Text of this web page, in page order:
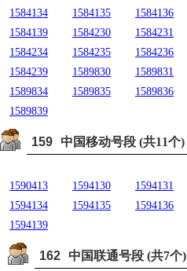
1584134
1584135 1584136
1584139
1584230 1584231
1584234
1584235 1584236
1584239
1589830 1589831
1589834
1589835 1589836
1589839
159 中国移动号段 (共11个)
1590413 1594130 1594131
1594134
1594135 1594136
1594139
162 中国联通号段 (共7个)